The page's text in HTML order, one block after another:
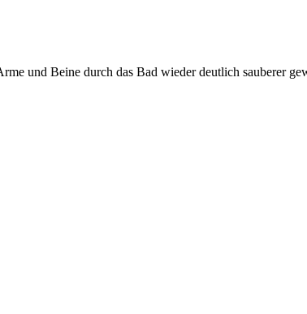
und Beine durch das Bad wieder deutlich sauberer